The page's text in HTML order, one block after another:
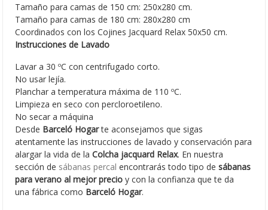
Tamaño para camas de 150 cm: 250x280 cm.
Tamaño para camas de 180 cm: 280x280 cm
Coordinados con los Cojines Jacquard Relax 50x50 cm.
Instrucciones de Lavado
Lavar a 30 ºC con centrifugado corto.
No usar lejía.
Planchar a temperatura máxima de 110 ºC.
Limpieza en seco con percloroetileno.
No secar a máquina
Desde Barceló Hogarte aconsejamos que sigas
atentamente las instrucciones de lavado y conservación para
alargar la vida de laColcha jacquard Relax. En nuestra
sección de sábanas percal encontrarás todo tipo desábanas
para verano al mejor precio y con la confianza que te da
una fábrica como Barceló Hogar.